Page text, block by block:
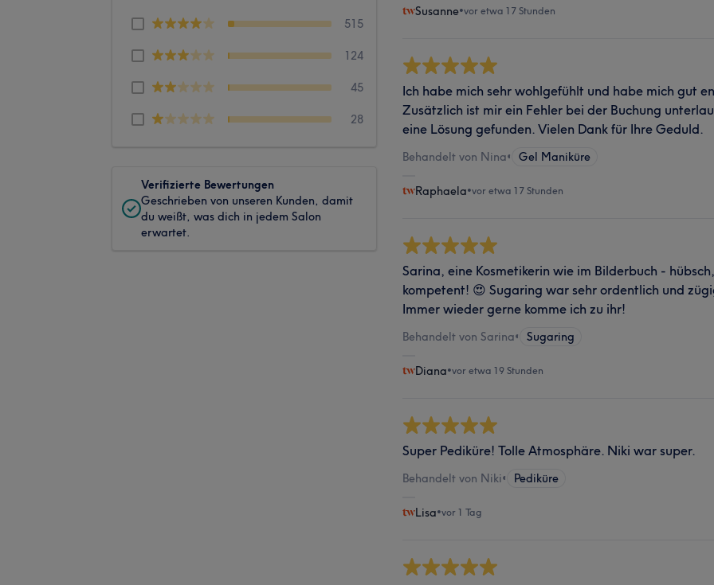
515
124
45
28
Verifizierte Bewertungen
Geschrieben von unseren Kunden, damit
du weißt, was dich in jedem Salon
erwartet.
Susanne•vor etwa 17 Stunden
Ich habe mich sehr wohlgefühlt und habe mich gut
Zusätzlich ist mir ein Fehler bei der Buchung
eine Lösung gefunden. Vielen Dank für Ihre Geduld.
Behandelt von Nina• Gel Maniküre
Raphaela•vor etwa 17 Stunden
Sarina, eine Kosmetikerin wie im Bilderbuch -
kompetent! 😍 Sugaring war sehr ordentlich und
Immer wieder gerne komme ich zu ihr!
Behandelt von Sarina• Sugaring
Diana•vor etwa 19 Stunden
Super Pediküre! Tolle Atmosphäre. Niki war super.
Behandelt von Niki• Pediküre
Lisa•vor 1 Tag